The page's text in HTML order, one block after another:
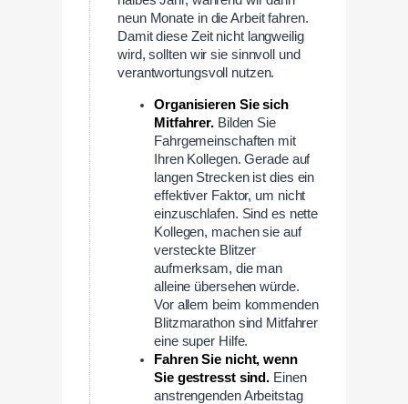
neun Monate in die Arbeit fahren.
Damit diese Zeit nicht langweilig
wird, sollten wir sie sinnvoll und
verantwortungsvoll nutzen.
Organisieren Sie sich
Mitfahrer. Bilden Sie
Fahrgemeinschaften mit
Ihren Kollegen. Gerade auf
langen Strecken ist dies ein
effektiver Faktor, um nicht
einzuschlafen. Sind es nette
Kollegen, machen sie auf
versteckte Blitzer
aufmerksam, die man
alleine übersehen würde.
Vor allem beim kommenden
Blitzmarathon sind Mitfahrer
eine super Hilfe.
Fahren Sie nicht, wenn
Sie gestresst sind. Einen
anstrengenden Arbeitstag